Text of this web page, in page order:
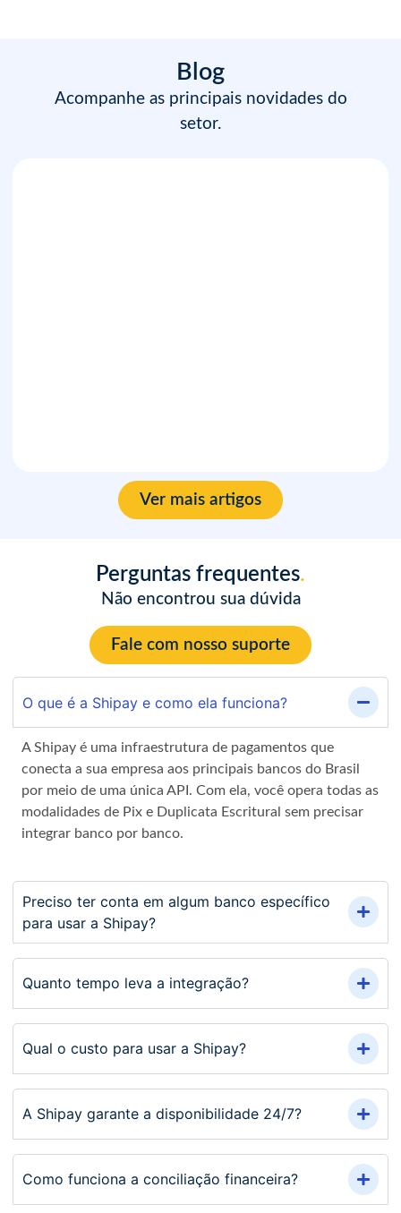
Blog
Acompanhe as principais novidades do
setor.
Ver mais artigos
Perguntas frequentes.
Não encontrou sua dúvida
Fale com nosso suporte
O que é a Shipay e como ela funciona?
A Shipay é uma infraestrutura de pagamentos que
conecta a sua empresa aos principais bancos do Brasil
por meio de uma única API. Com ela, você opera todas as
modalidades de Pix e Duplicata Escritural sem precisar
integrar banco por banco.
Preciso ter conta em algum banco específico
para usar a Shipay?
Quanto tempo leva a integração?
Qual o custo para usar a Shipay?
A Shipay garante a disponibilidade 24/7?
Como funciona a conciliação financeira?